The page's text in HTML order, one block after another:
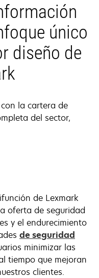
único
diseño de
la cartera de
del sector,
de Lexmark
oferta de seguridad
y el endurecimiento
de seguridad
minimizar las
tiempo que mejoran
clientes.